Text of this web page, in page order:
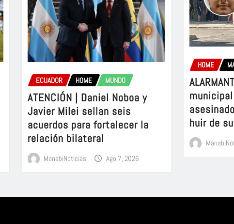
ECUADOR HOME MUNDO
ATENCIÓN | Daniel Noboa y
Javier Milei sellan seis
acuerdos para fortalecer la
relación bilateral
ManabiNoticias Ago 7, 2026
HOME
huir de